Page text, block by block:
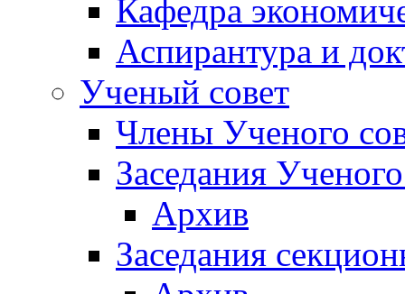
Кафедра
Аспирантура и
Ученый совет
Члены Ученого
Заседания
Архив
Заседания